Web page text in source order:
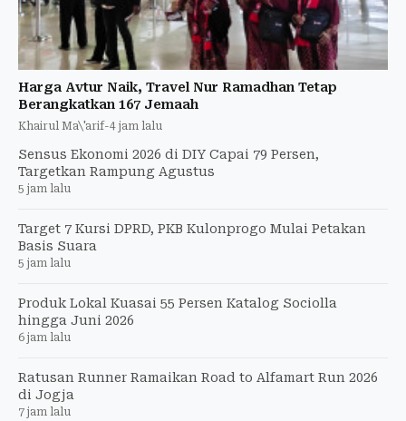
Harga Avtur Naik, Travel Nur Ramadhan Tetap
Berangkatkan 167 Jemaah
Khairul Ma\'arif-4 jam lalu
Sensus Ekonomi 2026 di DIY Capai 79 Persen,
Targetkan Rampung Agustus
5 jam lalu
Target 7 Kursi DPRD, PKB Kulonprogo Mulai Petakan
Basis Suara
5 jam lalu
Produk Lokal Kuasai 55 Persen Katalog Sociolla
hingga Juni 2026
6 jam lalu
Ratusan Runner Ramaikan Road to Alfamart Run 2026
di Jogja
7 jam lalu